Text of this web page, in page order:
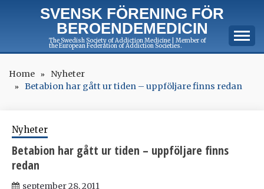
SVENSK FÖRENING FÖR
BEROENDEMEDICIN
The Swedish Society of Addiction Medicine | Member of
the European Federation of Addiction Societies.
Home
Nyheter
Betabion har gått ur tiden – uppföljare finns redan
Nyheter
Betabion har gått ur tiden – uppföljare finns
redan
september 28, 2011